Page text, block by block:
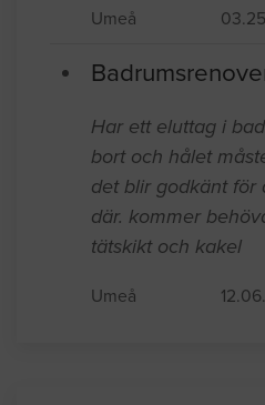
Umeå
Har ett eluttag i
bort och hålet
det blir godkänt för
där. kommer
tätskikt och kakel
Umeå